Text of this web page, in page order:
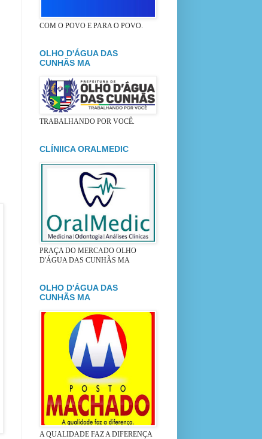
COM O POVO E PARA O POVO.
OLHO D'ÁGUA DAS
CUNHÃS MA
TRABALHANDO POR VOCÊ.
CLÍNIICA ORALMEDIC
PRAÇA DO MERCADO OLHO
D'ÁGUA DAS CUNHÃS MA
OLHO D'ÁGUA DAS
CUNHÃS MA
A QUALIDADE FAZ A DIFERENÇA